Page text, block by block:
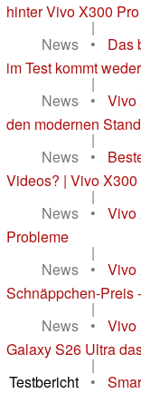
hinter Vivo X300
|
News
•
Das
im Test kommt
|
News
•
Vivo
den modernen
|
News
•
Videos? | Vivo X300
|
News
•
Vivo
Probleme
|
News
•
Vivo
Schnäppchen-Preis
|
News
•
Vivo
Galaxy S26 Ultra
|
Testbericht
•